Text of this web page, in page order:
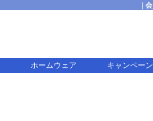
ホームウェア キャンペーン